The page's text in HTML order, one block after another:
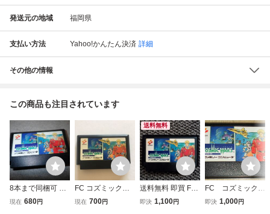
発送元の地域 福岡県
支払い方法 Yahoo!かんたん決済 詳細
その他の情報
この商品も注目されています
8本まで同梱可 フ
ァミコン FC コズ
現在 680円
FC コズミックウ
ォーズ ソフトのみ
現在 700円
送料無料
送料無料 即買 FC
コズミックウォー
即決 1,100円
FC コズミックウ
ォーズ ファミコ
即決 1,000円